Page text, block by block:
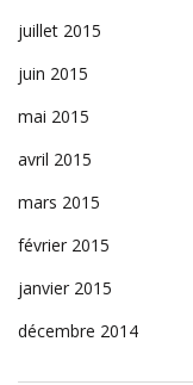
juillet 2015
juin 2015
mai 2015
avril 2015
mars 2015
février 2015
janvier 2015
décembre 2014